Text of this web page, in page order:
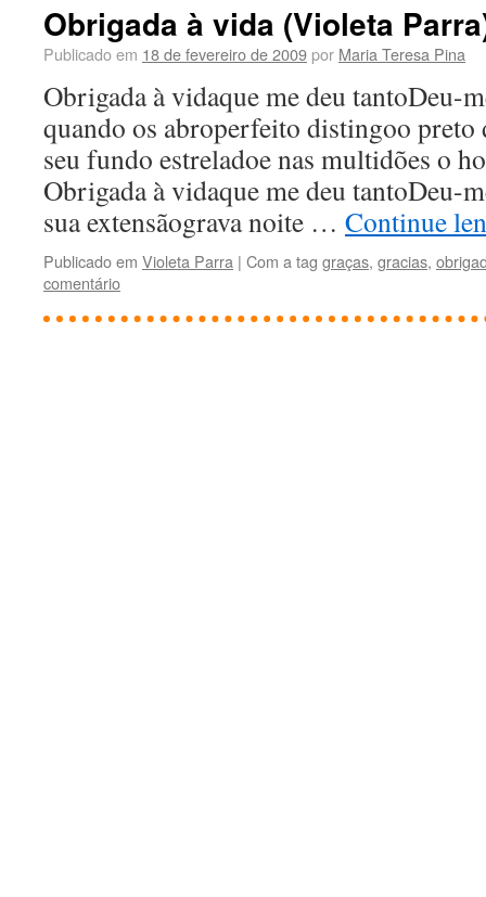
Obrigada à vida (Violeta
Publicado em 18 de fevereiro de 2009 por Maria Teresa Pina
Obrigada à vidaque me deu tantoDeu-
quando os abroperfeito distingoo preto
seu fundo estreladoe nas multidões o
Obrigada à vidaque me deu tantoDeu-
sua extensãograva noite … Continue
Publicado em Violeta Parra | Com a tag graças, gracias,
comentário